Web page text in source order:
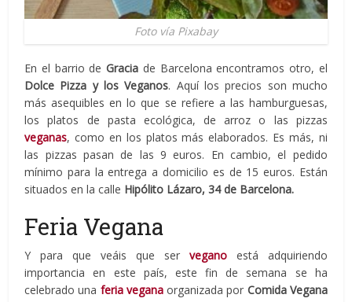
Foto vía Pixabay
En el barrio deGracia de Barcelona encontramos otro, el
Dolce Pizza y los Veganos. Aquí los precios son mucho
más asequibles en lo que se refiere a las hamburguesas,
los platos de pasta ecológica, de arroz o las pizzas
veganas, como en los platos más elaborados. Es más, ni
las pizzas pasan de las 9 euros. En cambio, el pedido
mínimo para la entrega a domicilio es de 15 euros. Están
situados en la calle Hipólito Lázaro, 34 de Barcelona.
Feria Vegana
Y para que veáis que ser vegano
está adquiriendo
importancia en este país, este fin de semana se ha
celebrado una feria veganaorganizada por Comida Vegana